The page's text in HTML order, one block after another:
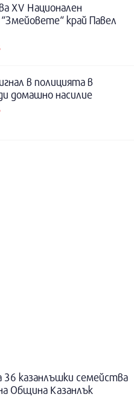
XV Национален
край Павел
в полицията в
домашно насилие
36 казанлъшки семейства
Община Казанлък